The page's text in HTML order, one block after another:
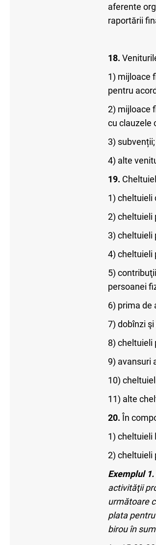
aferente
raportării
18.
1) mijloace
pentru
2) mijloace
cu clauzele
3) subvenții;
4) alte
19.
1) cheltuieli
2) cheltuieli
3) cheltuieli
4) cheltuieli
5)
persoanei
6) prima de
7) dobînzi
8) cheltuieli
9) avansuri
10)
11) alte
20. În
1) cheltuieli
2) cheltuieli
Exemplul 1.
activităţii
următoare
plata
birou în